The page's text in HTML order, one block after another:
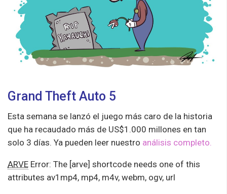
Grand Theft Auto 5
Esta semana se lanzó el juego más caro de la historia
que ha recaudado más de US$1.000 millones en tan
solo 3 días. Ya pueden leer nuestro análisis completo.
ARVE Error: The [arve] shortcode needs one of this
attributes av1mp4, mp4, m4v, webm, ogv, url